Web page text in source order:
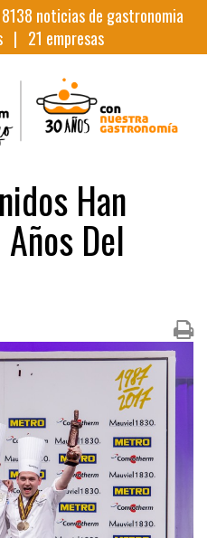
noticias de gastronomia
| 21 empresas
Han
Del